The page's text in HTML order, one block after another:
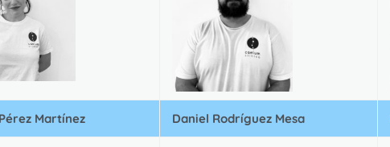
Martínez Daniel Rodríguez Mesa